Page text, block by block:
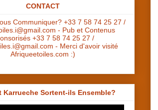
CONTACT
Communiquer? +33 7 58 74 25 27 /
- Pub et Contenus
+33 7 58 74 25 27 /
- Merci d'avoir visité
Afriqueetoiles.com :)
Karrueche Sortent-ils Ensemble?